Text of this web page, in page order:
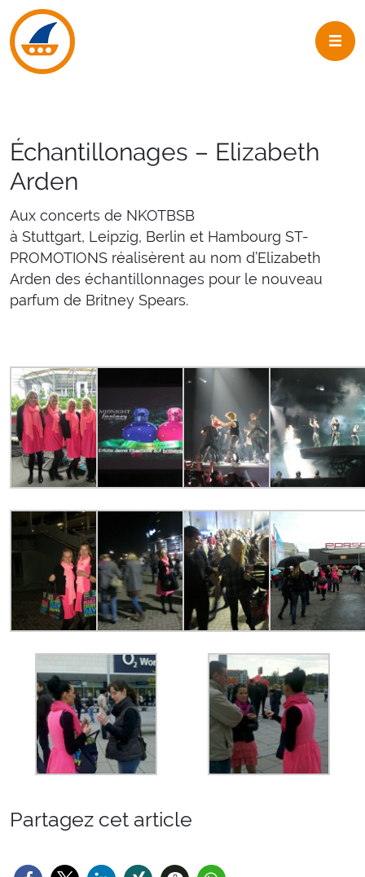
Skip to navigation
Skip to main content
Échantillonages – Elizabeth
Arden
Aux concerts de NKOTBSB
à Stuttgart, Leipzig, Berlin et Hambourg ST-
PROMOTIONS réalisèrent au nom d’Elizabeth
Arden des échantillonnages pour le nouveau
parfum de Britney Spears.
Partagez cet article